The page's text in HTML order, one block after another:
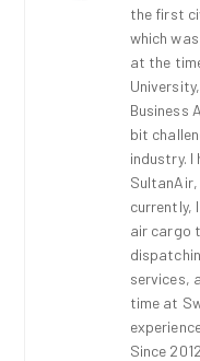
the first
which
at the
Business
bit
industry. I
SultanAir,
currently,
air cargo
services,
time at
Since